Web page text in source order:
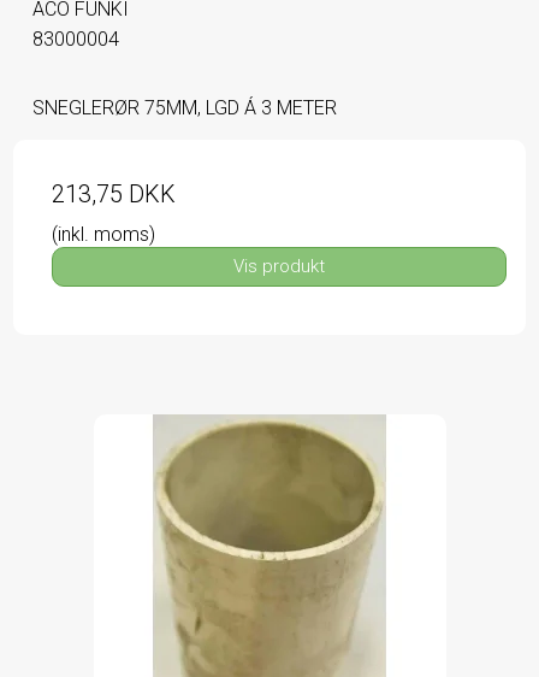
ACO FUNKI
83000004
SNEGLERØR 75MM, LGD Á 3 METER
213,75 DKK
(inkl. moms)
Vis produkt